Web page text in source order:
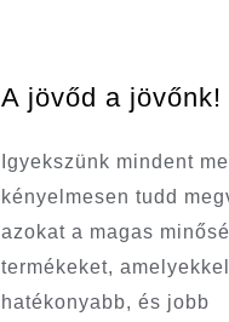
A jövőd a jövőnk!
Igyekszünk mindent
kényelmesen tudd
azokat a magas
termékeket, amelyekkel
hatékonyabb, és jobb